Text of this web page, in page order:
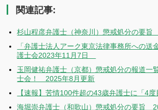
関連記事:
杉山程彦弁護士（神奈川）懲戒処分の要
「弁護士法人アーク東京法律事務所への送
護士会2023年11月7日
玉岡健祐弁護士（京都）懲戒処分の報道
士会！ 2025年8月更新
【速報】苦情100件超の43歳弁護士に「4
海堀崇弁護士（和歌山）懲戒処分の要旨